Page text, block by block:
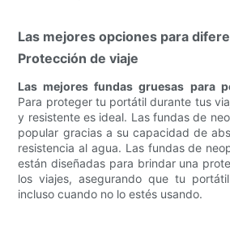
Las mejores opciones para
Protección de viaje
Las mejores fundas gruesas para
Para proteger tu portátil durante tus
y resistente es ideal. Las fundas de
popular gracias a su capacidad de
resistencia al agua. Las fundas de
están diseñadas para brindar una
los viajes, asegurando que tu
incluso cuando no lo estés usando.